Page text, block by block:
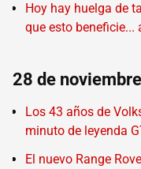
Hoy hay huelga de
que esto beneficie...
28 de
Los 43 años de
minuto de leyenda
El nuevo Range